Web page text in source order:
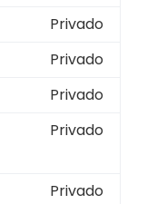
Privado
Privado
Privado
Privado
Privado